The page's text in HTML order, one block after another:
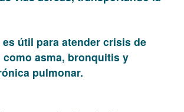
es útil para atender crisis de
como asma, bronquitis y
pulmonar.